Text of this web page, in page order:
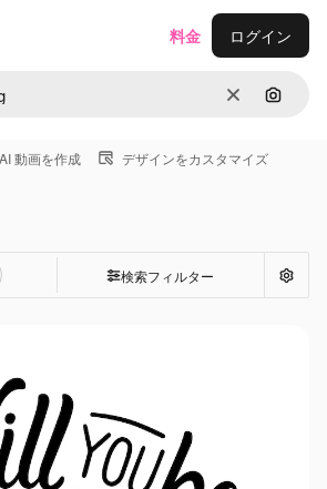
消去 画像で
料金 ログイン
AI 動画を作成 デザインをカスタマイズ
検索フィルター